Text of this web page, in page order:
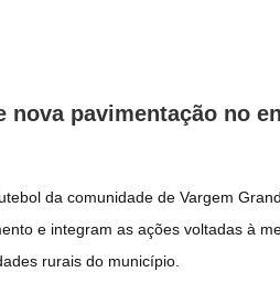
nova pavimentação no
da comunidade de Vargem
e integram as ações voltadas à
rurais do município.